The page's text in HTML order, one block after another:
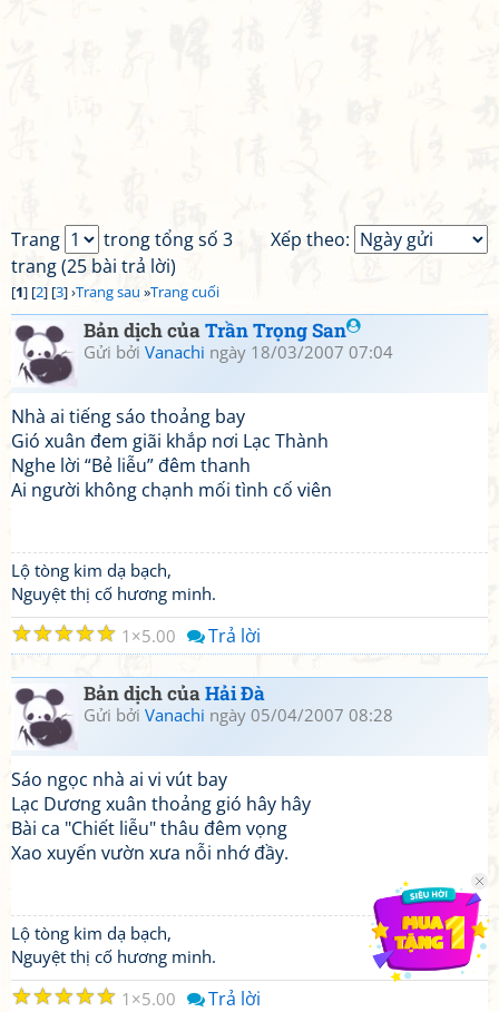
Xếp theo:
Trang
trong tổng số 3
trang (25 bài trả lời)
[1] [2] [3] ›Trang sau »Trang cuối
Bản dịch củaTrần Trọng San
Gửi bởi Vanachi ngày 18/03/2007 07:04
Nhà ai tiếng sáo thoảng bay
Gió xuân đem giãi khắp nơi Lạc Thành
Nghe lời “Bẻ liễu” đêm thanh
Ai người không chạnh mối tình cố viên
Lộ tòng kim dạ bạch,
Nguyệt thị cố hương minh.
☆
☆
☆
☆
☆ 1 5.00 Trả lời
Bản dịch củaHải Đà
Gửi bởi Vanachi ngày 05/04/2007 08:28
Sáo ngọc nhà ai vi vút bay
Lạc Dương xuân thoảng gió hây hây
Bài ca "Chiết liễu" thâu đêm vọng
Xao xuyến vườn xưa nỗi nhớ đầy.
Lộ tòng kim dạ bạch,
Nguyệt thị cố hương minh.
☆
☆
☆
☆
☆ 1 5.00 Trả lời